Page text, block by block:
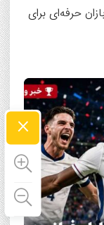
حرفه‌ای برای
×